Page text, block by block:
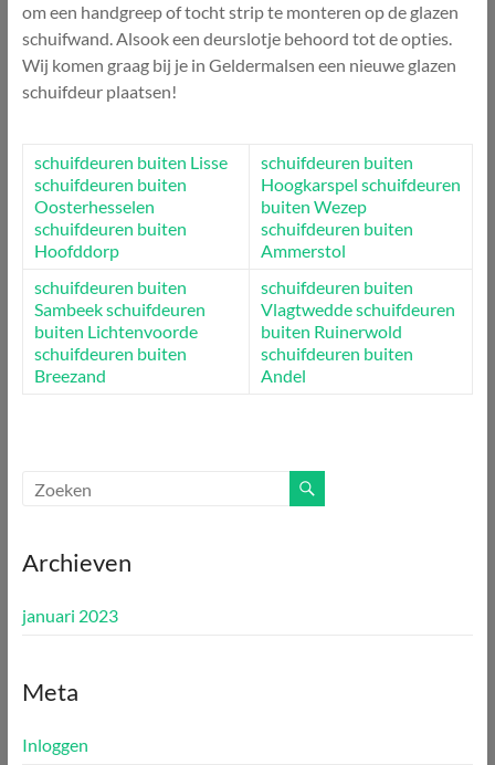
om een handgreep of tocht strip te monteren op de glazen
schuifwand. Alsook een deurslotje behoord tot de opties.
Wij komen graag bij je in Geldermalsen een nieuwe glazen
schuifdeur plaatsen!
schuifdeuren buiten Lisse
schuifdeuren buiten
Oosterhesselen
schuifdeuren buiten
Hoofddorp
schuifdeuren buiten
Hoogkarspel schuifdeuren
buiten Wezep
schuifdeuren buiten
Ammerstol
schuifdeuren buiten
Sambeekschuifdeuren
buiten Lichtenvoorde
schuifdeuren buiten
Breezand
schuifdeuren buiten
Vlagtweddeschuifdeuren
buiten Ruinerwold
schuifdeuren buiten
Andel
Archieven
januari 2023
Meta
Inloggen